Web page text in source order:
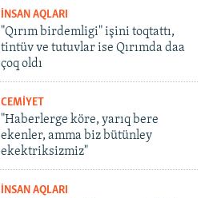
İNSAN AQLARI
"Qırım birdemligi" işini toqtattı,
tintüv ve tutuvlar ise Qırımda daa
çoq oldı
CEMİYET
"Haberlerge köre, yarıq bere
ekenler, amma biz bütünley
ekektriksizmiz"
İNSAN AQLARI